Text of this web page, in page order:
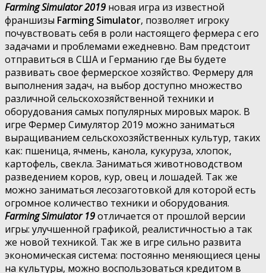
Farming Simulator 2019 новая игра из известной
франшизы Farming Simulator, позволяет игроку
почувствовать себя в роли настоящего фермера с его
задачами и проблемами ежедневно. Вам предстоит
отправиться в США и Германию где Вы будете
развивать свое фермерское хозяйство. Фермеру для
выполнения задач, на выбор доступно множество
различной сельскохозяйственной техники и
оборудования самых популярных мировых марок. В
игре Фермер Симулятор 2019 можно заниматься
выращиванием сельскохозяйственных культур, таких
как: пшеница, ячмень, канола, кукуруза, хлопок,
картофель, свекла. Заниматься животноводством
разведением коров, кур, овец и лошадей. Так же
можно заниматься лесозаготовкой для которой есть
огромное количество техники и оборудования.
Farming Simulator 19отличается от прошлой версии
игры: улучшенной графикой, реалистичностью а так
же новой техникой. Так же в игре сильно развита
экономическая система: постоянно меняющиеся цены
на культуры, можно воспользоваться кредитом в